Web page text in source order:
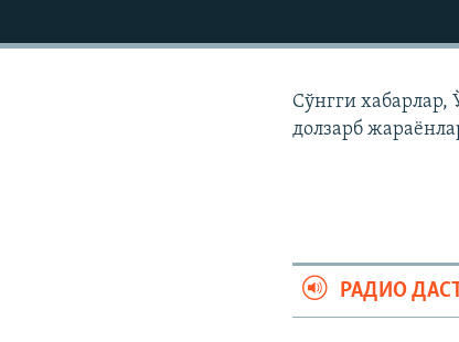
Сўнгги хабарлар,
долзарб
РАДИО